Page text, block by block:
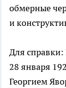
обмерные
и
Для справки:
28 января
Георгием